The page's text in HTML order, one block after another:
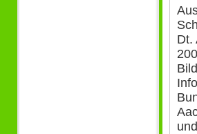
Dt.